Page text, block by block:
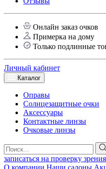
Онлайн заказ очков
Примерка на дому
Только подлинные
Личный кабинет
Каталог
Оправы
Солнцезащитные очки
Аксессуары
Контактные линзы
Очковые линзы
записаться на проверку зрения
О компании Наши салоны